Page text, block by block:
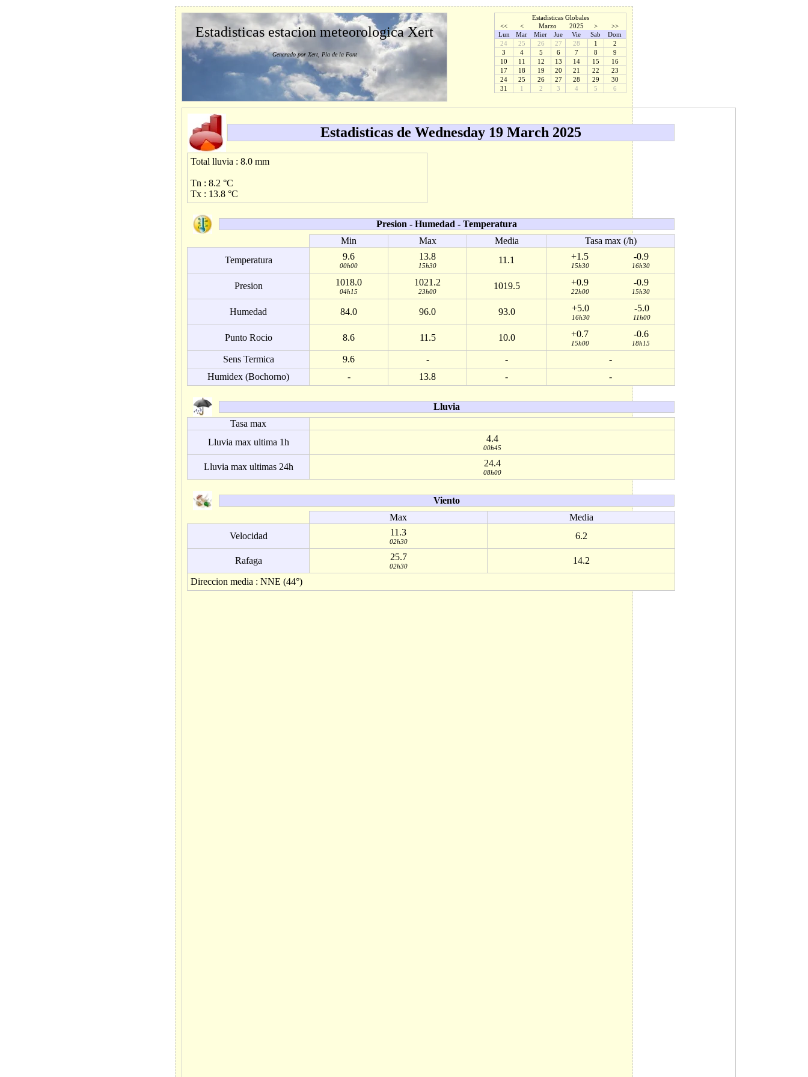
Estadisticas Globales
<<
< Marzo 2025 >
>>
Lun
Mar Mier Jue Vie Sab
Dom
24
25 26 27 28 1
2
3
4 5 6 7 8
9
10
11 12 13 14 15
16
17
18 19 20 21 22
23
24
25 26 27 28 29
30
31
1 2 3 4 5 6
Estadisticas estacion meteorologica Xert
Generado por Xert, Pla de la Font